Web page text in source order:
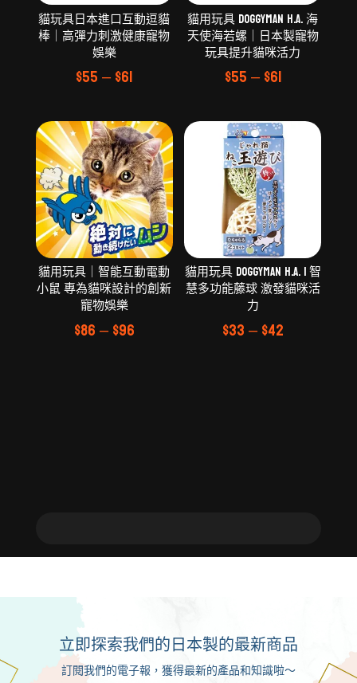
貓玩具日本進口互動逗貓
棒｜高彈力刺激健康寵物
娛樂
$55–$61
貓用玩具 Doggyman H.A. 海
天使海若螺｜日本製寵物
玩具提升貓咪活力
$55–$61
貓用玩具｜智能互動電動
小鼠 專為貓咪設計的創新
寵物娛樂
$86–$96
貓用玩具 Doggyman H.A. | 智
慧多功能藤球 激發貓咪活
力
$33–$42
立即探索我們的日本製的最新商品
訂閱我們的電子報，獲得最新的產品和知識啦～